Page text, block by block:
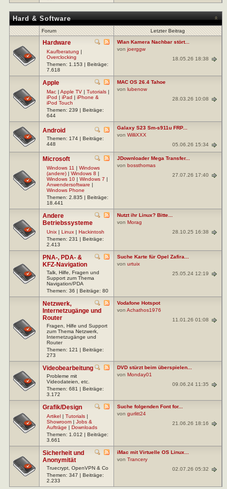
Hard & Software
Forum Letzter Beitrag
Hardware
Kaufberatung |
Overclocking
Themen: 1.153 | Beiträge:
7.618
Wlan Kamera Nachbar stört...
von joerggw
18.05.26 18:38
Apple
Mac | Apple TV | Tutorials |
iPod | iPad | iPhone &
iPod Touch
Themen: 239 | Beiträge:
644
MAC OS 26.4 Tahoe
von lubenow
28.03.26 10:08
Android
Themen: 174 | Beiträge:
448
Galaxy S23 Sm-s911u FRP...
von WilliXXX
05.06.26 15:34
Microsoft
Windows 11 | Windows
(andere) | Windows 8 |
Windows 10 | Windows 7 |
Anwendersoftware |
Windows Phone
Themen: 2.835 | Beiträge:
18.441
JDownloader Mega Transfer...
von bossthomas
27.07.26 17:40
Andere
Betriebssysteme
Unix | Linux | Hackintosh
Themen: 231 | Beiträge:
2.413
Nutzt ihr Linux? Bitte...
von Morag
28.10.25 16:38
PNA-, PDA- &
KFZ-Navigation
Talk, Hilfe, Fragen und
Support zum Thema
Navigation/PDA
Themen: 36 | Beiträge: 80
Suche Karte für Opel Zafira...
von urtuix
25.05.24 12:19
Netzwerk,
Internetzugänge und
Router
Fragen, Hilfe und Support
zum Thema Netzwerk,
Internetzugänge und
Router
Themen: 121 | Beiträge:
273
Vodafone Hotspot
von Achathos1976
11.01.26 01:08
Videobearbeitung
Probleme mit
Videodateien, etc.
Themen: 681 | Beiträge:
3.172
DVD stürzt beim überspielen...
von Monday01
09.06.24 11:35
Grafik/Design
Artikel | Tutorials |
Showroom | Jobs &
Aufträge | Downloads
Themen: 1.012 | Beiträge:
3.661
Suche folgenden Font for...
von gurlitt24
21.06.26 18:16
Sicherheit und
Anonymität
Truecrypt, OpenVPN & Co
Themen: 347 | Beiträge:
2.233
iMac mit Virtuelle OS Linux...
von Trancery
02.07.26 05:32